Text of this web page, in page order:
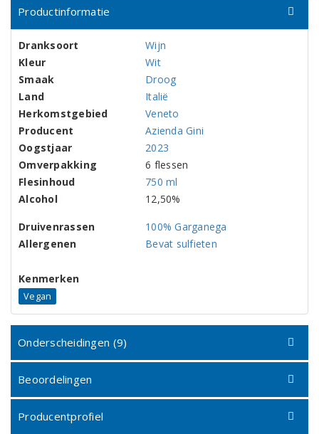
Productinformatie
Dranksoort
Wijn
Kleur
Wit
Smaak
Droog
Land
Italië
Herkomstgebied
Veneto
Producent
Azienda Gini
Oogstjaar
2023
Omverpakking
6 flessen
Flesinhoud
750 ml
Alcohol
12,50%
Druivenrassen
100% Garganega
Allergenen
Bevat sulfieten
Kenmerken
Vegan
Onderscheidingen (9)
Beoordelingen
Producentprofiel